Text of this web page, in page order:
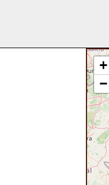
+
−